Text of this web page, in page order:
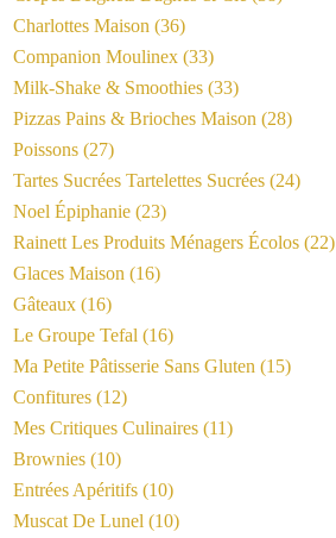
Charlottes Maison (36)
Companion Moulinex (33)
Milk-Shake & Smoothies (33)
Pizzas Pains & Brioches Maison (28)
Poissons (27)
Tartes Sucrées Tartelettes Sucrées (24)
Noel Épiphanie (23)
Rainett Les Produits Ménagers Écolos (22)
Glaces Maison (16)
Gâteaux (16)
Le Groupe Tefal (16)
Ma Petite Pâtisserie Sans Gluten (15)
Confitures (12)
Mes Critiques Culinaires (11)
Brownies (10)
Entrées Apéritifs (10)
Muscat De Lunel (10)